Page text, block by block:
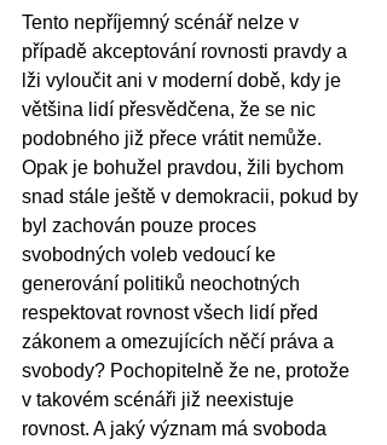
Tento nepříjemný scénář nelze v
případě akceptování rovnosti pravdy a
lži vyloučit ani v moderní době, kdy je
většina lidí přesvědčena, že se nic
podobného již přece vrátit nemůže.
Opak je bohužel pravdou, žili bychom
snad stále ještě v demokracii, pokud by
byl zachován pouze proces
svobodných voleb vedoucí ke
generování politiků neochotných
respektovat rovnost všech lidí před
zákonem a omezujících něčí práva a
svobody? Pochopitelně že ne, protože
v takovém scénáři již neexistuje
rovnost. A jaký význam má svoboda